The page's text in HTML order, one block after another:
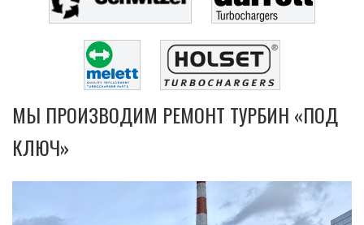
МЫ ПРОИЗВОДИМ РЕМОНТ ТУРБИН «ПОД
КЛЮЧ»